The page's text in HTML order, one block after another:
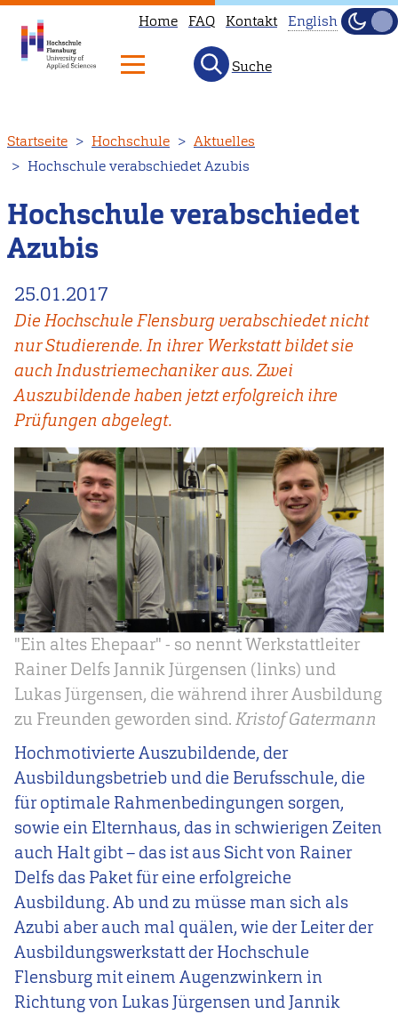
zum
Inhalt
Home FAQ Kontakt
in
English.
English
main
instead.
English
Hell
Suche
Startseite Hochschule
Aktuelles
Hochschule verabschiedet Azubis
Hochschule verabschiedet
Azubis
25.01.2017
Die Hochschule Flensburg verabschiedet nicht
nur Studierende. In ihrer Werkstatt bildet sie
auch Industriemechaniker aus. Zwei
Auszubildende haben jetzt erfolgreich ihre
Prüfungen abgelegt.
"Ein altes Ehepaar" - so nennt Werkstattleiter
Rainer Delfs Jannik Jürgensen (links) und
Lukas Jürgensen, die während ihrer Ausbildung
zu Freunden geworden sind. Kristof Gatermann
Hochmotivierte Auszubildende, der
Ausbildungsbetrieb und die Berufsschule, die
für optimale Rahmenbedingungen sorgen,
sowie ein Elternhaus, das in schwierigen Zeiten
auch Halt gibt – das ist aus Sicht von Rainer
Delfs das Paket für eine erfolgreiche
Ausbildung. Ab und zu müsse man sich als
Azubi aber auch mal quälen, wie der Leiter der
Ausbildungswerkstatt der Hochschule
Flensburg mit einem Augenzwinkern in
Richtung von Lukas Jürgensen und Jannik